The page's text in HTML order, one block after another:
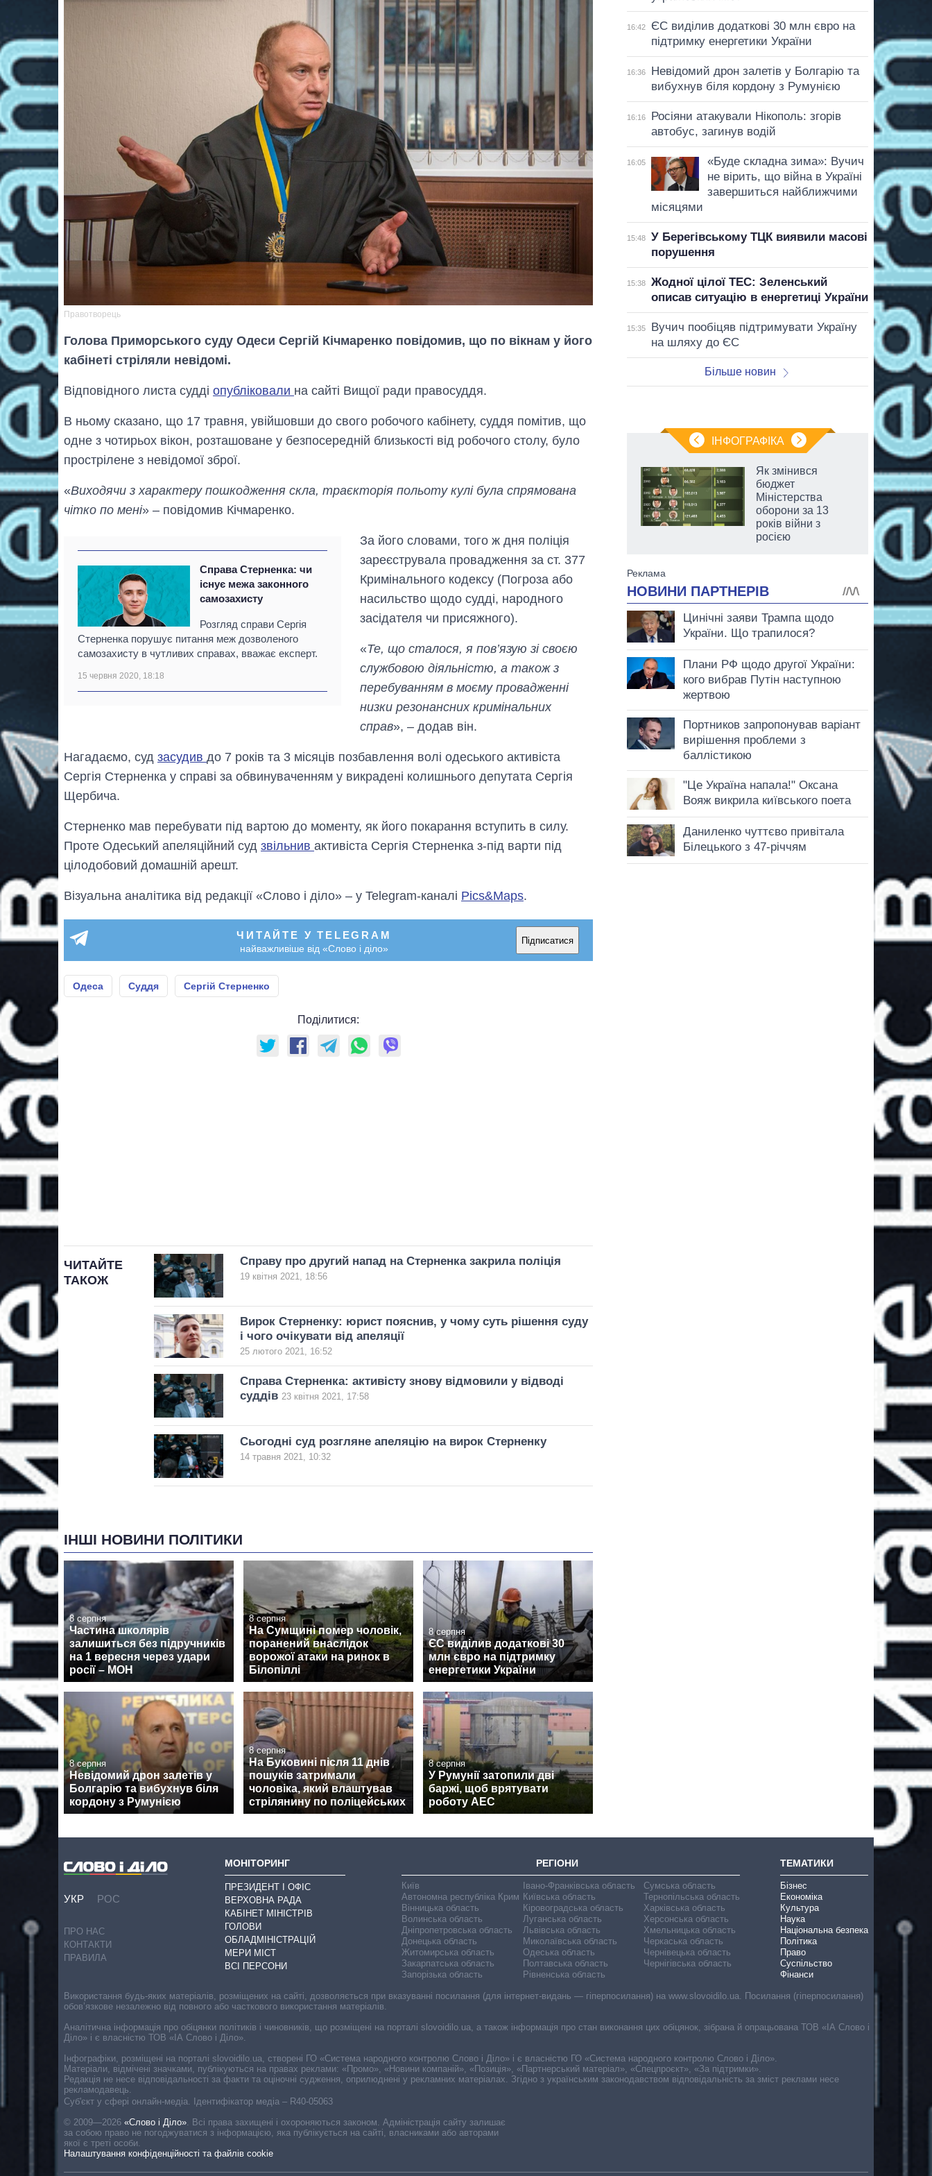
Правотворець
Голова Приморського суду Одеси Сергій Кічмаренко повідомив, що по вікнам у його
кабінеті стріляли невідомі.
Відповідного листа судді опубліковали на сайті Вищої ради правосуддя.
В ньому сказано, що 17 травня, увійшовши до свого робочого кабінету, суддя помітив, що
одне з чотирьох вікон, розташоване у безпосередній близькості від робочого столу, було
прострілене з невідомої зброї.
«Виходячи з характеру пошкодження скла, траєкторія польоту кулі була спрямована
чітко по мені» – повідомив Кічмаренко.
Справа Стерненка: чи
існує межа законного
самозахисту
Розгляд справи Сергія
Стерненка порушує питання меж дозволеного
самозахисту в чутливих справах, вважає експерт.
15 червня 2020, 18:18
За його словами, того ж дня поліція
зареєструвала провадження за ст. 377
Кримінального кодексу (Погроза або
насильство щодо судді, народного
засідателя чи присяжного).
«Те, що сталося, я пов’язую зі своєю
службовою діяльністю, а також з
перебуванням в моєму провадженні
низки резонансних кримінальних
справ», – додав він.
Нагадаємо, суд засудив до 7 років та 3 місяців позбавлення волі одеського активіста
Сергія Стерненка у справі за обвинуваченням у викрадені колишнього депутата Сергія
Щербича.
Стерненко мав перебувати під вартою до моменту, як його покарання вступить в силу.
Проте Одеський апеляційний суд звільнив активіста Сергія Стерненка з-під варти під
цілодобовий домашній арешт.
Візуальна аналітика від редакції «Слово і діло» – у Telegram-каналі Pics&Maps.
ЧИТАЙТЕ У TELEGRAM
найважливіше від «Слово і діло»
Підписатися
Одеса Суддя Сергій Стерненко
Поділитися:
ЧИТАЙТЕ
ТАКОЖ
Справу про другий напад на Стерненка закрила поліція
19 квітня 2021, 18:56
Вирок Стерненку: юрист пояснив, у чому суть рішення суду
і чого очікувати від апеляції
25 лютого 2021, 16:52
Справа Стерненка: активісту знову відмовили у відводі
суддів 23 квітня 2021, 17:58
Сьогодні суд розгляне апеляцію на вирок Стерненку
14 травня 2021, 10:32
ІНШІ НОВИНИ ПОЛІТИКИ
8 серпня
Частина школярів
залишиться без підручників
на 1 вересня через удари
росії – МОН
8 серпня
На Сумщині помер чоловік,
поранений внаслідок
ворожої атаки на ринок в
Білопіллі
8 серпня
ЄС виділив додаткові 30
млн євро на підтримку
енергетики України
8 серпня
Невідомий дрон залетів у
Болгарію та вибухнув біля
кордону з Румунією
8 серпня
На Буковині після 11 днів
пошуків затримали
чоловіка, який влаштував
стрілянину по поліцейських
8 серпня
У Румунії затопили дві
баржі, щоб врятувати
роботу АЕС
16:42
ЄС виділив додаткові 30 млн євро на
підтримку енергетики України
16:36
Невідомий дрон залетів у Болгарію та
вибухнув біля кордону з Румунією
16:16
Росіяни атакували Нікополь: згорів
автобус, загинув водій
16:05
«Буде складна зима»: Вучич
не вірить, що війна в Україні
завершиться найближчими
місяцями
15:48
У Берегівському ТЦК виявили масові
порушення
15:38
Жодної цілої ТЕС: Зеленський
описав ситуацію в енергетиці України
15:35
Вучич пообіцяв підтримувати Україну
на шляху до ЄС
Більше новин
ІНФОГРАФІКА
чипи за останні
2027-й
Як змінився
бюджет
Міністерства
оборони за 13
років війни з
росією
УКР РОС
ПРО НАС
КОНТАКТИ
ПРАВИЛА
МОНІТОРИНГ
ПРЕЗИДЕНТ І ОФІС
ВЕРХОВНА РАДА
КАБІНЕТ МІНІСТРІВ
ГОЛОВИ
ОБЛАДМІНІСТРАЦІЙ
МЕРИ МІСТ
ВСІ ПЕРСОНИ
РЕГІОНИ
Київ
Автономна республіка Крим
Вінницька область
Волинська область
Дніпропетровська область
Донецька область
Житомирська область
Закарпатська область
Запорізька область
Івано-Франківська область
Київська область
Кіровоградська область
Луганська область
Львівська область
Миколаївська область
Одеська область
Полтавська область
Рівненська область
Сумська область
Тернопільська область
Харківська область
Херсонська область
Хмельницька область
Черкаська область
Чернівецька область
Чернігівська область
ТЕМАТИКИ
Бізнес
Економіка
Культура
Наука
Національна безпека
Політика
Право
Суспільство
Фінанси
Cуб'єкт у сфері онлайн-медіа. Ідентифікатор медіа – R40-05063
© 2009—2026 «Слово і Діло». Всі права захищені і охороняються законом. Адміністрація сайту залишає
за собою право не погоджуватися з інформацією, яка публікується на сайті, власниками або авторами
якої є треті особи.
Налаштування конфіденційності та файлів cookie
Використання будь-яких матеріалів, розміщених на сайті, дозволяється при вказуванні посилання (для інтернет-видань — гіперпосилання) на www.slovoidilo.ua. Посилання (гіперпосилання)
обов’язкове незалежно від повного або часткового використання матеріалів.
Аналітична інформація про обіцянки політиків і чиновників, що розміщені на порталі slovoidilo.ua, а також інформація про стан виконання цих обіцянок, зібрана й опрацьована ТОВ «ІА Слово і
Діло» і є власністю ТОВ «ІА Слово і Діло».
Інфографіки, розміщені на порталі slovoidilo.ua, створені ГО «Система народного контролю Слово і Діло» і є власністю ГО «Система народного контролю Слово і Діло».
Матеріали, відмічені значками, публікуються на правах реклами: «Промо», «Новини компаній», «Позиція», «Партнерський матеріал», «Спецпроєкт», «За підтримки».
Редакція не несе відповідальності за факти та оціночні судження, оприлюднені у рекламних матеріалах. Згідно з українським законодавством відповідальність за зміст реклами несе
рекламодавець.